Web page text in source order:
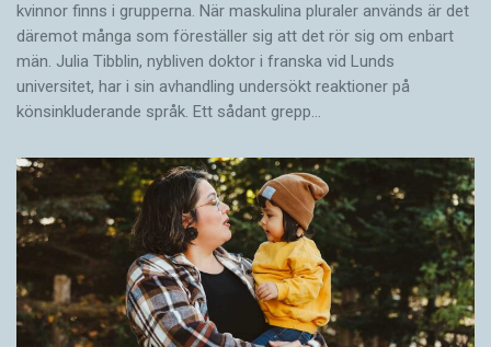
kvinnor finns i grupperna. När maskulina pluraler används är det
där­emot många som föreställer sig att det rör sig om enbart
män. Julia Tibblin, nybliven doktor i franska vid Lunds
universitet, har i sin avhandling undersökt reaktioner på
könsinkluderande språk. Ett sådant grepp…